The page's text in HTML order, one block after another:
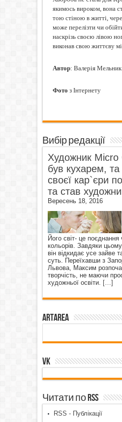
якимось вироком, вона
тою стіною в житті,
може перелізти чи
наскрізь своєю лівою
виконав свою життєву
Автор: Валерія Мельник
Фото з Інтернету
Вибір редакції
Художник
був кухарем, та
своєї кар`єри
та став
Вересень 18, 2016
Його світ- це поєднання
кольорів. Завдяки
він відкидає усе зайве
суть. Переїхавши з
Львова, Максим
творчість, не маючи
художньої освіти. […]
ArtArea
VK
Читати по RSS
RSS - Публікації